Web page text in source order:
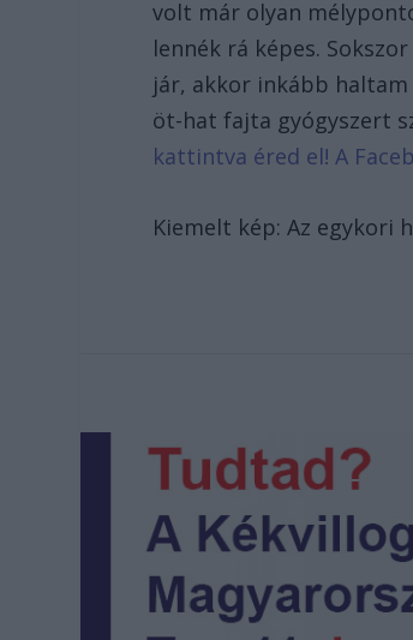
volt már olyan
lennék rá képes.
jár, akkor inkább
öt-hat fajta gyógyszert
kattintva éred el! A
Kiemelt kép: Az egykori